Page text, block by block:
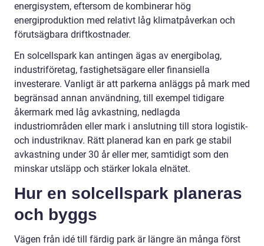
energisystem, eftersom de kombinerar hög
energiproduktion med relativt låg klimatpåverkan och
förutsägbara driftkostnader.
En solcellspark kan antingen ägas av energibolag,
industriföretag, fastighetsägare eller finansiella
investerare. Vanligt är att parkerna anläggs på mark med
begränsad annan användning, till exempel tidigare
åkermark med låg avkastning, nedlagda
industriområden eller mark i anslutning till stora logistik-
och industriknav. Rätt planerad kan en park ge stabil
avkastning under 30 år eller mer, samtidigt som den
minskar utsläpp och stärker lokala elnätet.
Hur en solcellspark planeras
och byggs
Vägen från idé till färdig park är längre än många först